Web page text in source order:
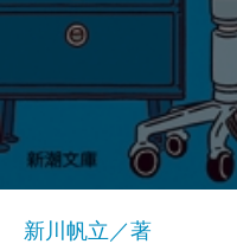
新川帆立／著